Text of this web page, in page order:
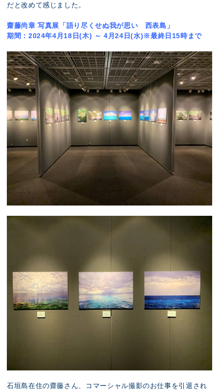
だと改めて感じました。
齋藤尚章 写真展「語り尽くせぬ我が思い 西表島」
期間：2024年4月18日(木) ～ 4月24日(水)※最終日15時まで
石垣島在住の齋藤さん、コマーシャル撮影のお仕事を引退され